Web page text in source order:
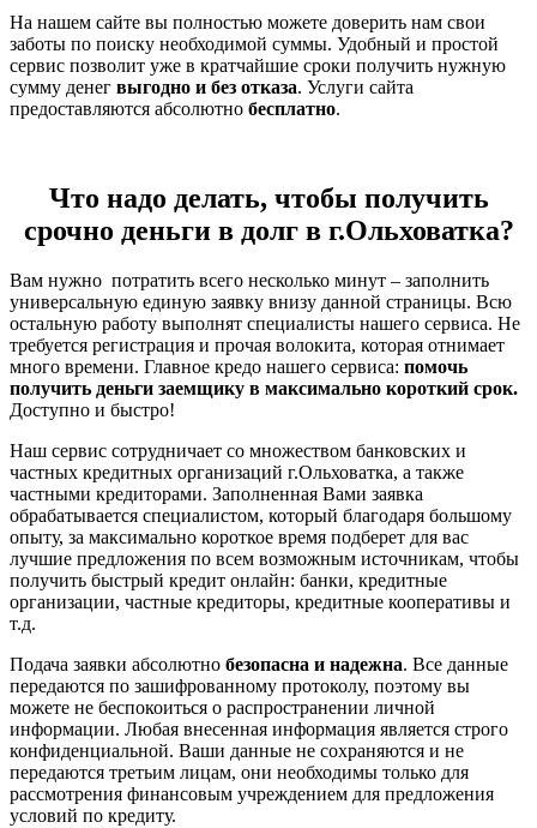
На нашем сайте вы полностью можете доверить нам свои
заботы по поиску необходимой суммы. Удобный и простой
сервис позволит уже в кратчайшие сроки получить нужную
сумму денег выгодно и без отказа. Услуги сайта
предоставляются абсолютно бесплатно.
Что надо делать, чтобы получить
срочно деньги в долг в г.Ольховатка?
Вам нужно потратить всего несколько минут – заполнить
универсальную единую заявку внизу данной страницы. Всю
остальную работу выполнят специалисты нашего сервиса. Не
требуется регистрация и прочая волокита, которая отнимает
много времени. Главное кредо нашего сервиса: помочь
получить деньги заемщику в максимально короткий срок.
Доступно и быстро!
Наш сервис сотрудничает со множеством банковских и
частных кредитных организаций г.Ольховатка, а также
частными кредиторами. Заполненная Вами заявка
обрабатывается специалистом, который благодаря большому
опыту, за максимально короткое время подберет для вас
лучшие предложения по всем возможным источникам, чтобы
получить быстрый кредит онлайн: банки, кредитные
организации, частные кредиторы, кредитные кооперативы и
т.д.
Подача заявки абсолютно безопасна и надежна. Все данные
передаются по зашифрованному протоколу, поэтому вы
можете не беспокоиться о распространении личной
информации. Любая внесенная информация является строго
конфиденциальной. Ваши данные не сохраняются и не
передаются третьим лицам, они необходимы только для
рассмотрения финансовым учреждением для предложения
условий по кредиту.